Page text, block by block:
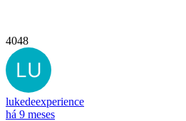
4048
lukedeexperience
há 9 meses